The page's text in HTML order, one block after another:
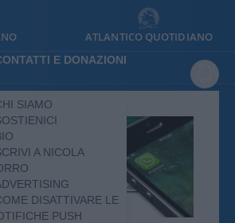
ATLANTICO QUOTIDIANO
E DONAZIONI
SIAMO
A NICOLA
DISATTIVARE LE
PUSH